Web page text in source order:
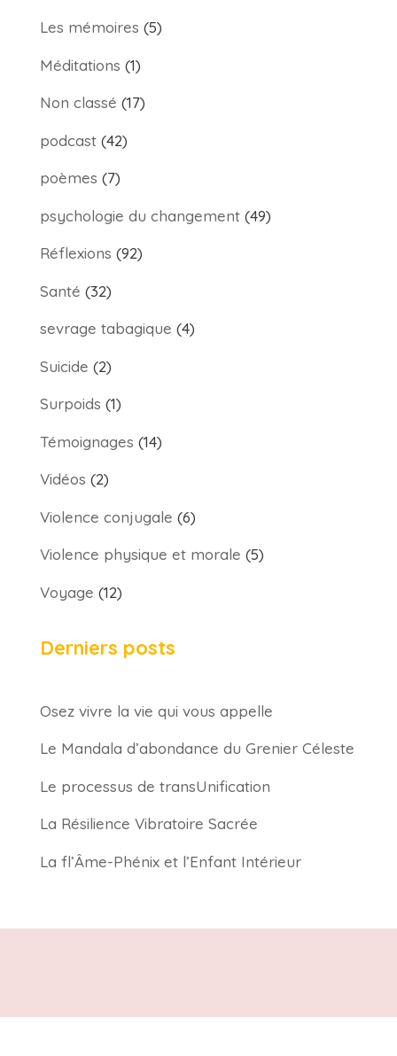
Les mémoires (5)
Méditations (1)
Non classé (17)
podcast(42)
poèmes (7)
psychologie du changement(49)
Réflexions (92)
Santé (32)
sevrage tabagique (4)
Suicide (2)
Surpoids (1)
Témoignages (14)
Vidéos (2)
Violence conjugale (6)
Violence physique et morale (5)
Voyage (12)
Derniers posts
Osez vivre la vie qui vous appelle
Le Mandala d’abondance du Grenier Céleste
Le processus de transUnification
La Résilience Vibratoire Sacrée
La fl’Âme-Phénix et l’Enfant Intérieur